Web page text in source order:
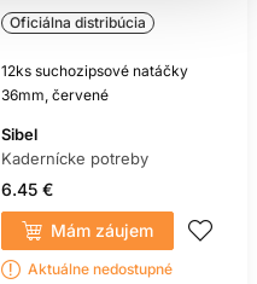
Oficiálna distribúcia
12ks suchozipsové natáčky
36mm, červené
Sibel
Kadernícke potreby
6.45 €
Mám záujem
Aktuálne nedostupné